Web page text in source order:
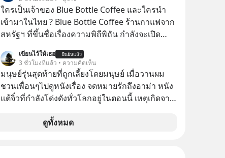
รับมืออย่างไรก่อนที่ทุกอย่างจะสายเกินไป? ร่วม
เจาะลึกบทวิเคราะห์และข้อคิดการเงินฉบับ Dalio
กันได้ใน EP. นี้ #RayDalio #สรุปบทเรียน #การเงิน
การลงทุน #MissionToTheMoon
#MissionToTheMoonPodcast
ใครเป็นเจ้าของ Blue Bottle Coffee และใครนำ
เข้ามาในไทย ? Blue Bottle Coffee ร้านกาแฟจาก
สหรัฐฯ ที่ขึ้นชื่อเรื่องความพิถีพิถัน กำลังจะเปิด
เขียนไว้ให้เธอ ยืนยันแล้ว
3 ชั่วโมงที่แล้ว • ความคิดเห็น
มนุษย์รุ่นสุดท้ายที่ถูกเลี้ยงโดยมนุษย์ เมื่อวานผม
ชวนเพื่อนๆไปดูหนังเรื่อง จดหมายรักถึงอาม่า หนัง
แต้จิ๋วที่กำลังโด่งดังทั่วโลกอยู่ในตอนนี้ เหตุเกิดจาก
ดูทั้งหมด